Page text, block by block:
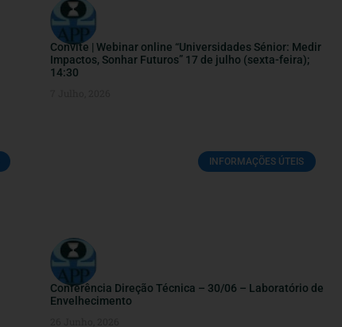
Convite | Webinar online “Universidades Sénior: Medir
Impactos, Sonhar Futuros” 17 de julho (sexta-feira);
14:30
INFORMAÇÕES ÚTEIS
Conferência Direção Técnica – 30/06 – Laboratório de
Envelhecimento